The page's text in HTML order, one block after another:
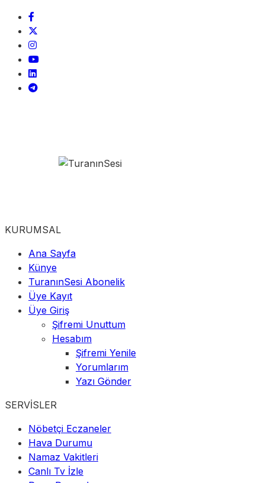
KURUMSAL
Ana Sayfa
Künye
TuranınSesi Abonelik
Üye Kayıt
Üye Giriş
Şifremi Unuttum
Hesabım
Şifremi Yenile
Yorumlarım
Yazı Gönder
SERVİSLER
Nöbetçi Eczaneler
Hava Durumu
Namaz Vakitleri
Canlı Tv İzle